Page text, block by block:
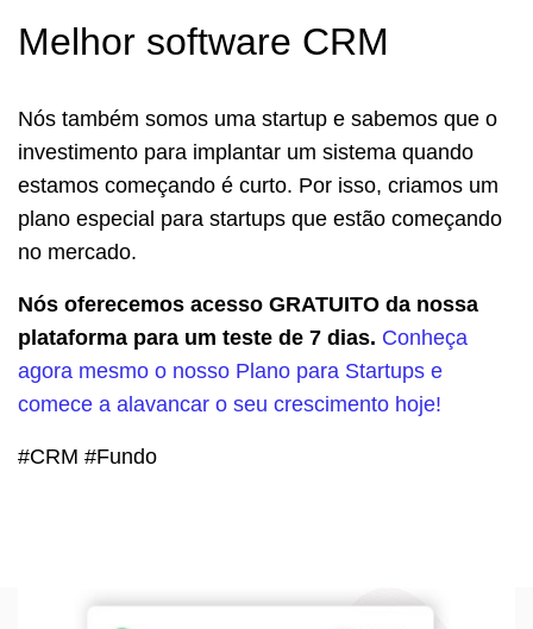
Melhor software CRM
Nós também somos uma startup e sabemos que o
investimento para implantar um sistema quando
estamos começando é curto. Por isso, criamos um
plano especial para startups que estão começando
no mercado.
Nós oferecemos acesso GRATUITO da nossa
plataforma para um teste de 7 dias. Conheça
agora mesmo o nosso Plano para Startups e
comece a alavancar o seu crescimento hoje!
#CRM #Fundo